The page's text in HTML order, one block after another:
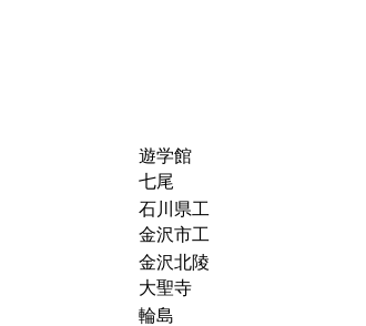
遊学館
七尾
石川県工
金沢市工
金沢北陵
大聖寺
輪島